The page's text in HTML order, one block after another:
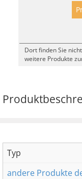
Dort finden Sie
weitere Produkte
Typ
andere Produkte